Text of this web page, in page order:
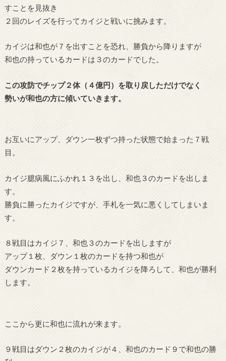
すことを見抜き
２回のレイズを行ってカイジと戦いに挑みます。
カイジは和也が７を出すことを恐れ、勝負から降りますが
和也の持っているカードは３のカードでした。
この攻防でチップ２体（４億円）を取り戻しただけでなく
勢いが和也の方に傾いていきます。
お互いにアップ、ダウン一枚ずつ持った状態で始まった７戦
目。
カイジ臆病風にふかれ１３を出し、和也３のカードを出しま
す。
勝負に勝ったカイジですが、手札を一気に悪くしてしまいま
す。
８戦目はカイジ７、和也３のカードを出しますが
アップ１枚、ダウン１枚のカードを持つ和也が
ダウンカード２枚を持っているカイジを降ろして、和也が勝利
します。
ここから更に和也に流れが来ます。
９戦目はダウン２枚のカイジが４、和也のカード９で和也の勝